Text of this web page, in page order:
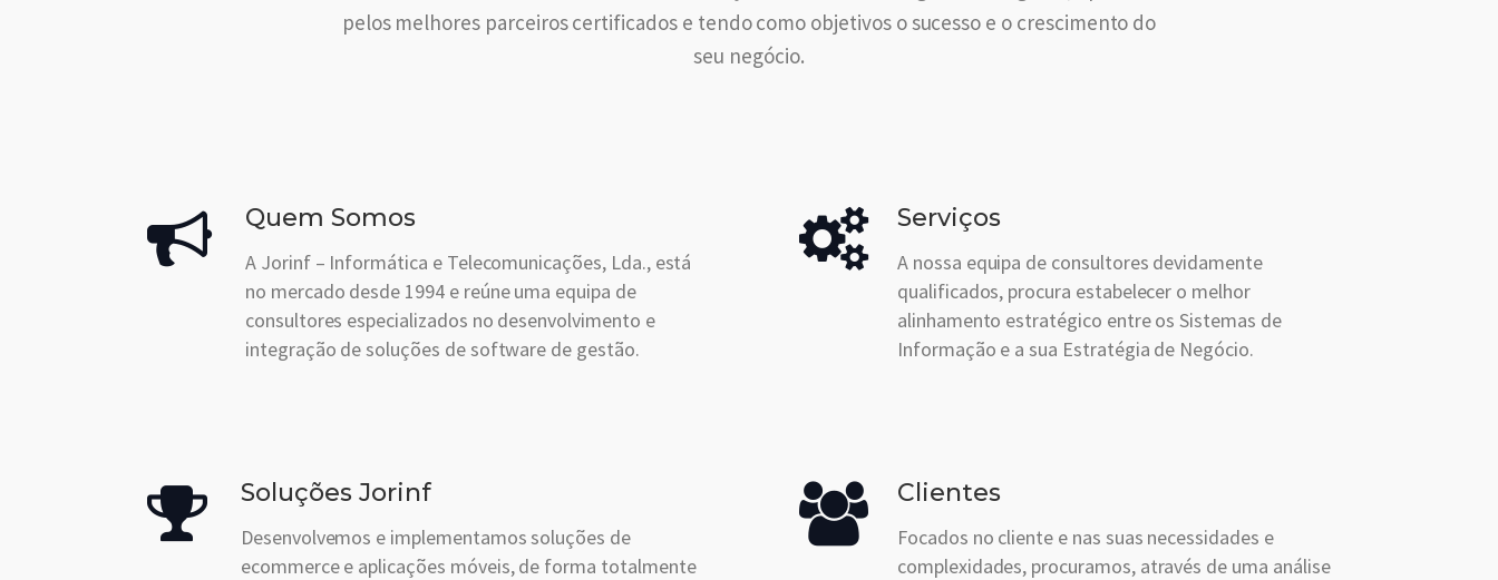
pelos melhores parceiros certificados e tendo como objetivos o sucesso e o crescimento do
seu negócio.
Quem Somos
A Jorinf – Informática e Telecomunicações, Lda., está
no mercado desde 1994 e reúne uma equipa de
consultores especializados no desenvolvimento e
integração de soluções de software de gestão.
Serviços
A nossa equipa de consultores devidamente
qualificados, procura estabelecer o melhor
alinhamento estratégico entre os Sistemas de
Informação e a sua Estratégia de Negócio.
Soluções Jorinf
Desenvolvemos e implementamos soluções de
ecommerce e aplicações móveis, de forma totalmente
Clientes
Focados no cliente e nas suas necessidades e
complexidades, procuramos, através de uma análise